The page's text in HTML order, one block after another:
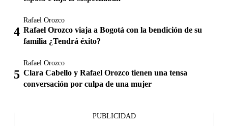
Rafael Orozco
Rafael Orozco viaja a Bogotá con la bendición de su
familia ¿Tendrá éxito?
Rafael Orozco
Clara Cabello y Rafael Orozco tienen una tensa
conversación por culpa de una mujer
PUBLICIDAD